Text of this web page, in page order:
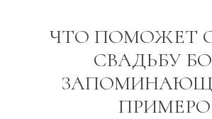
ЧТО ПОМОЖЕТ
СВАДЬБУ